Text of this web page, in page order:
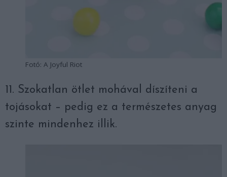
Fotó: A Joyful Riot
11. Szokatlan ötlet mohával díszíteni a
tojásokat – pedig ez a természetes anyag
szinte mindenhez illik.